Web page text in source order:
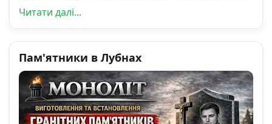
Читати далі...
Пам'ятники в Лубнах